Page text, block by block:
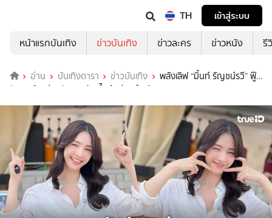
TH
เข้าสู่ระบบ
หน้าแรกบันเทิง
ข่าวบันเทิง ข่าวละคร ข่าวหนัง รี
อ่าน บันเทิงดารา ข่าวบันเทิง
พลังเลิฟ “มิ้นท์ รัญชน์รวี” ฟู๊ด
ซัพพอร์ตแน่น “รักแสนล้านไมล์” ถ่ายทำแล้ว